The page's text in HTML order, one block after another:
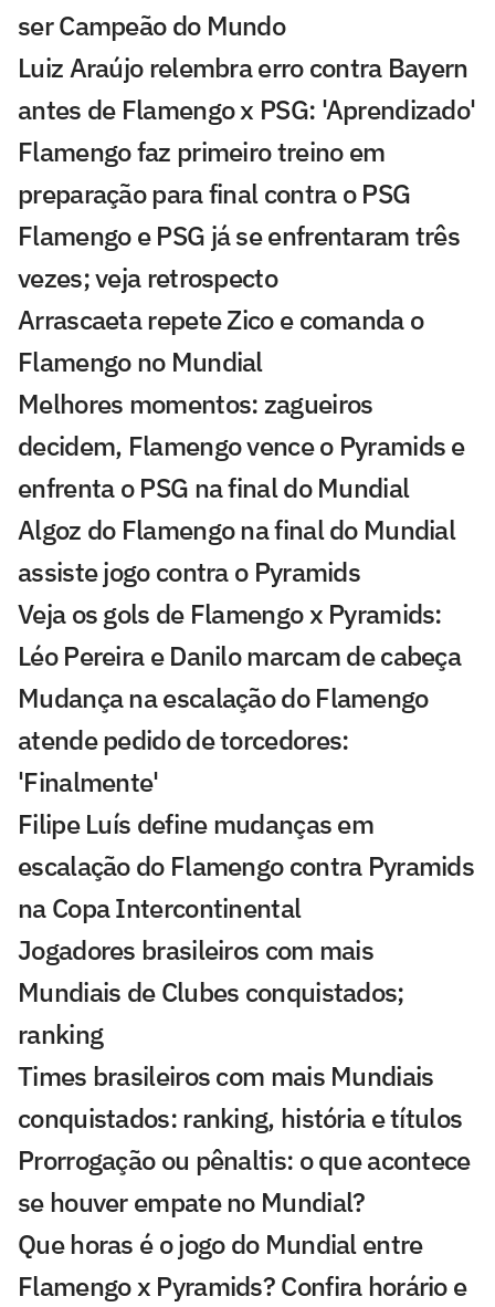
ser Campeão do Mundo
Luiz Araújo relembra erro contra Bayern
antes de Flamengo x PSG: 'Aprendizado'
Flamengo faz primeiro treino em
preparação para final contra o PSG
Flamengo e PSG já se enfrentaram três
vezes; veja retrospecto
Arrascaeta repete Zico e comanda o
Flamengo no Mundial
Melhores momentos: zagueiros
decidem, Flamengo vence o Pyramids e
enfrenta o PSG na final do Mundial
Algoz do Flamengo na final do Mundial
assiste jogo contra o Pyramids
Veja os gols de Flamengo x Pyramids:
Léo Pereira e Danilo marcam de cabeça
Mudança na escalação do Flamengo
atende pedido de torcedores:
'Finalmente'
Filipe Luís define mudanças em
escalação do Flamengo contra Pyramids
na Copa Intercontinental
Jogadores brasileiros com mais
Mundiais de Clubes conquistados;
ranking
Times brasileiros com mais Mundiais
conquistados: ranking, história e títulos
Prorrogação ou pênaltis: o que acontece
se houver empate no Mundial?
Que horas é o jogo do Mundial entre
Flamengo x Pyramids? Confira horário e